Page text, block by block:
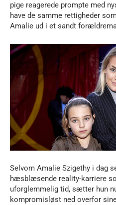
pige reagerede prompte med
have de samme rettigheder
Amalie ud i et sandt
Selvom Amalie Szigethy i dag
hæsblæsende reality-karriere
uforglemmelig tid, sætter hun
kompromisløst ned overfor